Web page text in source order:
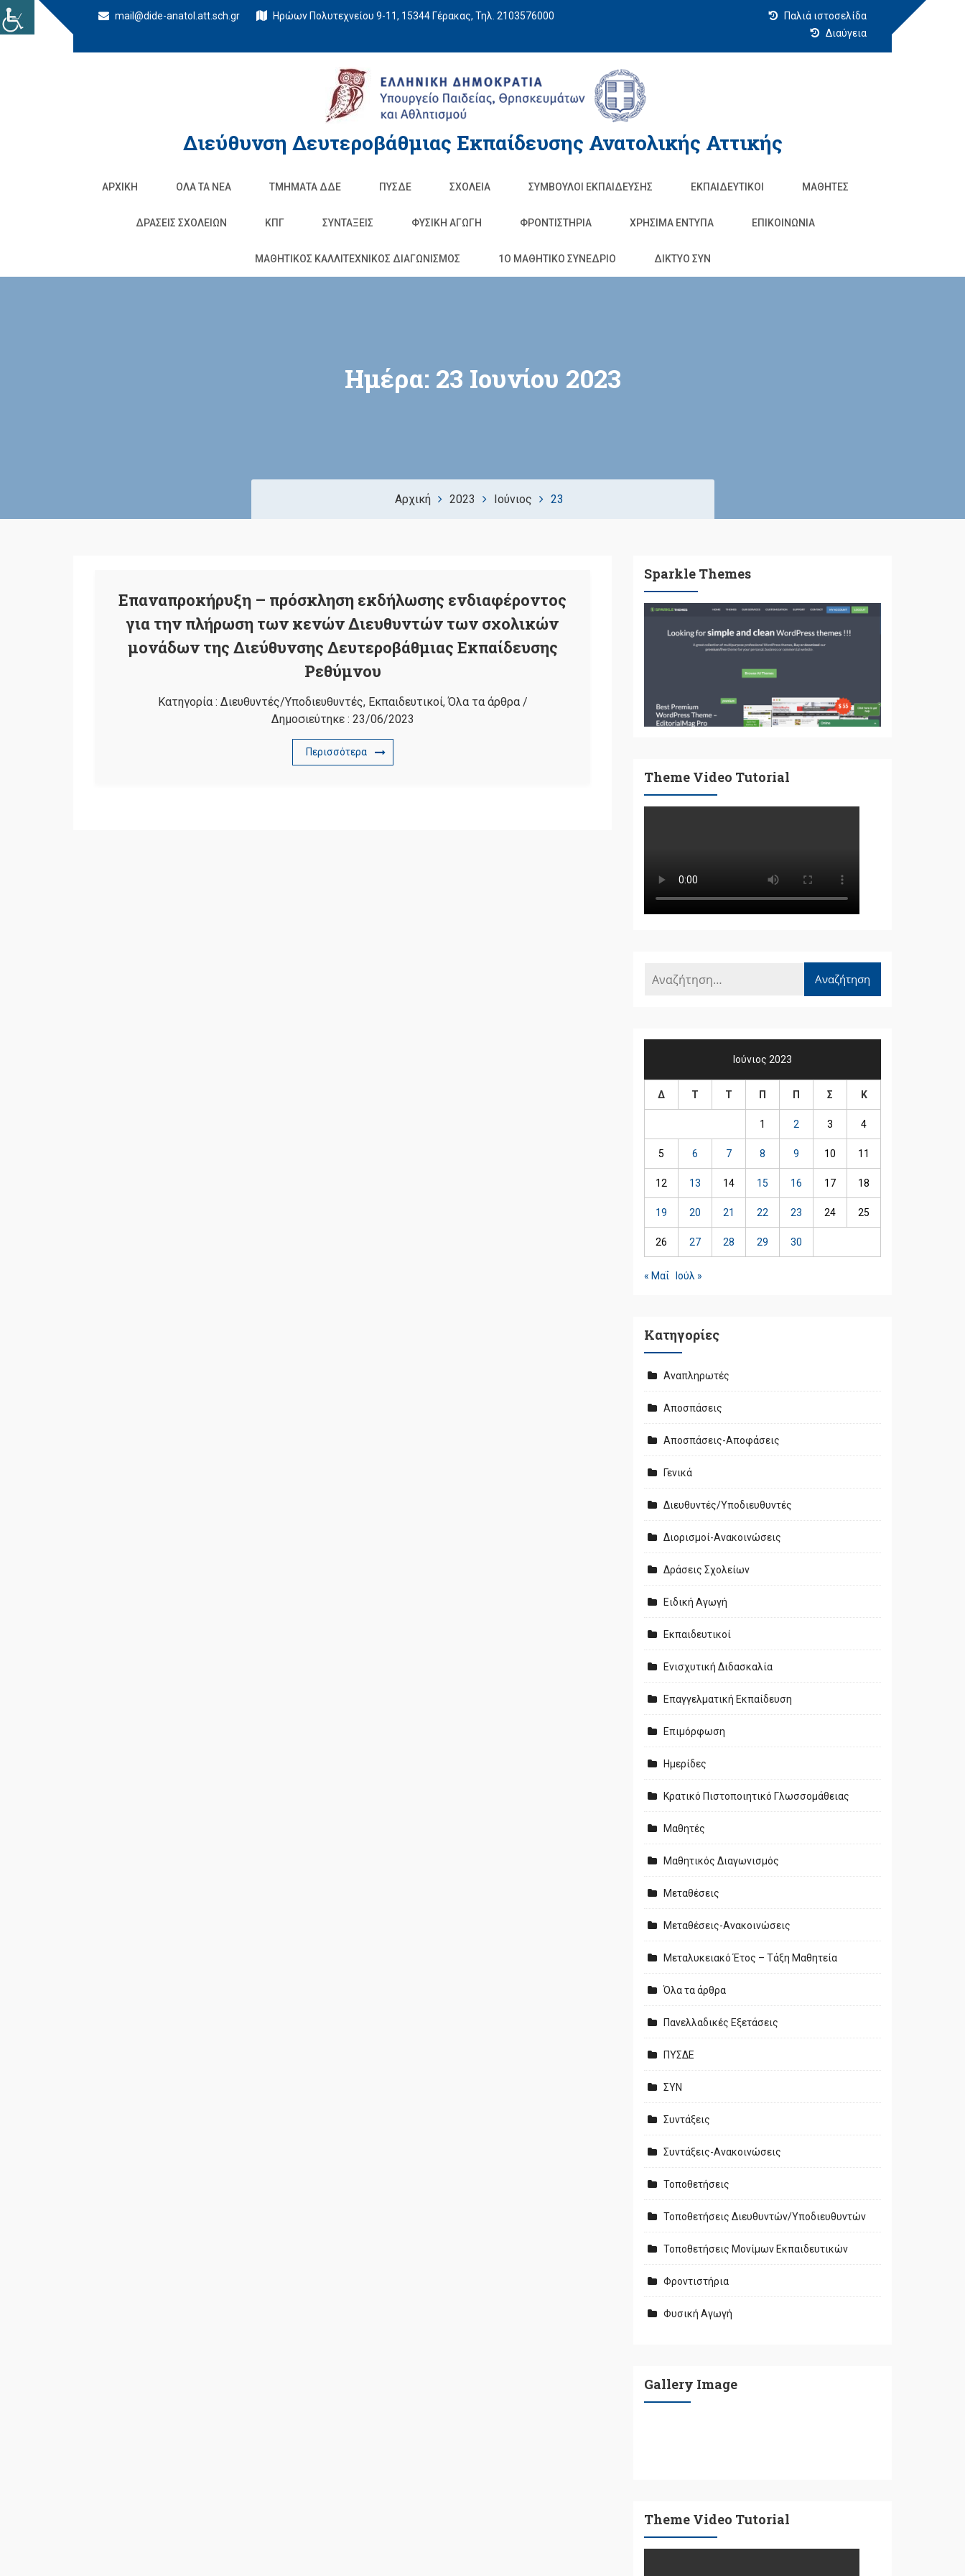
mail@dide-anatol.att.sch.gr Ηρώων Πολυτεχνείου 9-11, 15344 Γέρακας, Τηλ. 2103576000
Παλιά ιστοσελίδα
Διαύγεια
Διεύθυνση Δευτεροβάθμιας Εκπαίδευσης Ανατολικής Αττικής
ΑΡΧΙΚΉ ΌΛΑ ΤΑ ΝΈΑ ΤΜΉΜΑΤΑ ΔΔΕ ΠΥΣΔΕ ΣΧΟΛΕΊΑ ΣΥΜΒΟΥΛΟΙ ΕΚΠΑΙΔΕΥΣΗΣ ΕΚΠΑΙΔΕΥΤΙΚΟΊ ΜΑΘΗΤΈΣ
ΔΡΆΣΕΙΣ ΣΧΟΛΕΊΩΝ ΚΠΓ ΣΥΝΤΑΞΕΙΣ ΦΥΣΙΚΉ ΑΓΩΓΉ ΦΡΟΝΤΙΣΤΉΡΙΑ ΧΡΗΣΙΜΑ ΕΝΤΥΠΑ ΕΠΙΚΟΙΝΩΝΊΑ
ΜΑΘΗΤΙΚΟΣ ΚΑΛΛΙΤΕΧΝΙΚΟΣ ΔΙΑΓΩΝΙΣΜΟΣ 1O ΜΑΘΗΤΙΚΟ ΣΥΝΕΔΡΙΟ ΔΙΚΤΥΟ ΣΥΝ
Ημέρα: 23 Ιουνίου 2023
Αρχική 2023 Ιούνιος 23
Επαναπροκήρυξη – πρόσκληση εκδήλωσης ενδιαφέροντος
για την πλήρωση των κενών Διευθυντών των σχολικών
μονάδων της Διεύθυνσης Δευτεροβάθμιας Εκπαίδευσης
Ρεθύμνου
Κατηγορία : Διευθυντές/Υποδιευθυντές, Εκπαιδευτικοί,Όλα τα άρθρα/
Δημοσιεύτηκε : 23/06/2023
Περισσότερα
Sparkle Themes
Theme Video Tutorial
Ιούνιος 2023
Δ Τ Τ Π Π Σ Κ
1 2 3 4
5 6 7 8 9 10 11
12 13 14 15 16 17 18
19 20 21 22 23 24 25
26 27 28 29 30
« Μαΐ Ιούλ »
Kατηγορίες
Αναπληρωτές
Αποσπάσεις
Αποσπάσεις-Αποφάσεις
Γενικά
Διευθυντές/Υποδιευθυντές
Διορισμοί-Ανακοινώσεις
Δράσεις Σχολείων
Ειδική Αγωγή
Εκπαιδευτικοί
Ενισχυτική Διδασκαλία
Επαγγελματική Εκπαίδευση
Επιμόρφωση
Ημερίδες
Κρατικό Πιστοποιητικό Γλωσσομάθειας
Μαθητές
Μαθητικός Διαγωνισμός
Μεταθέσεις
Μεταθέσεις-Ανακοινώσεις
Μεταλυκειακό Έτος – Τάξη Μαθητεία
Όλα τα άρθρα
Πανελλαδικές Εξετάσεις
ΠΥΣΔΕ
ΣΥΝ
Συντάξεις
Συντάξεις-Ανακοινώσεις
Τοποθετήσεις
Τοποθετήσεις Διευθυντών/Υποδιευθυντών
Τοποθετήσεις Μονίμων Εκπαιδευτικών
Φροντιστήρια
Φυσική Αγωγή
Gallery Image
Theme Video Tutorial